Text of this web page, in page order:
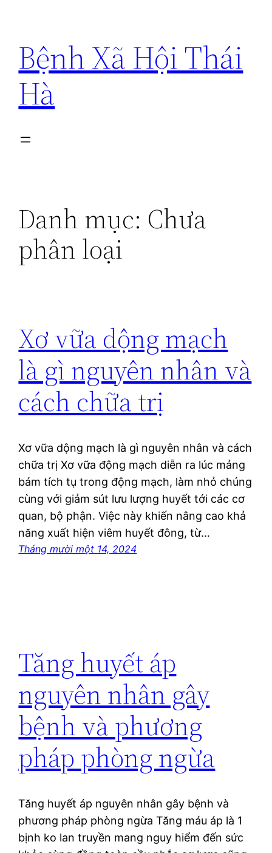
phần
dung
Bệnh Xã Hội Thái
Hà
Danh mục: Chưa
phân loại
Xơ vữa dộng mạch
là gì nguyên nhân và
cách chữa trị
Xơ vữa dộng mạch là gì nguyên nhân và cách
chữa trị Xơ vữa động mạch diễn ra lúc mảng
bám tích tụ trong động mạch, làm nhỏ chúng
cùng với giảm sút lưu lượng huyết tới các cơ
quan, bộ phận. Việc này khiến nâng cao khả
năng xuất hiện viêm huyết đông, từ…
Tháng mười một 14, 2024
Tăng huyết áp
nguyên nhân gây
bệnh và phương
pháp phòng ngừa
Tăng huyết áp nguyên nhân gây bệnh và
phương pháp phòng ngừa Tăng máu áp là 1
bịnh ko lan truyền mang nguy hiểm đến sức